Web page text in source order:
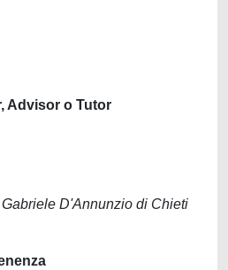
Advisor o Tutor
D'Annunzio di Chieti